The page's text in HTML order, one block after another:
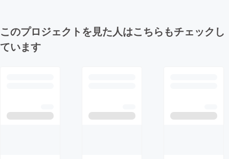
このプロジェクトを見た人はこちらもチェックし
ています